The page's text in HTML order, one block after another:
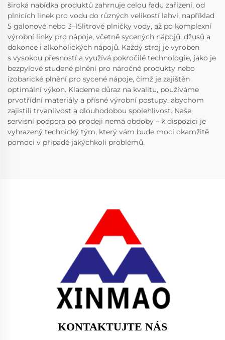
široká nabídka produktů zahrnuje celou řadu zařízení, od
plnicích linek pro vodu do různých velikostí lahví, například
5 galonové nebo 3–15litrové plničky vody, až po komplexní
výrobní linky pro nápoje, včetně sycených nápojů, džusů a
dokonce i alkoholických nápojů. Každý stroj je vyroben
s vysokou přesností a využívá pokročilé technologie, jako je
bezpylové studené plnění pro náročné produkty nebo
izobarické plnění pro sycené nápoje, čímž je zajištěn
optimální výkon. Klademe důraz na kvalitu, používáme
prvotřídní materiály a přísné výrobní postupy, abychom
zajistili trvanlivost a dlouhodobou spolehlivost. Naše
servisní podpora po prodeji nemá obdoby – k dispozici je
vyhrazený technický tým, který vám bude moci okamžitě
pomoci v případě jakýchkoli problémů.
KONTAKTUJTE NÁS